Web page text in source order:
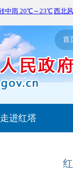
首
走进红塔